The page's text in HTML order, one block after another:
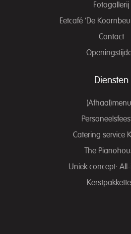
Fotogallerij
Eetcafé ‘De
Contact
Diensten
Catering service
The
Uniek concept: